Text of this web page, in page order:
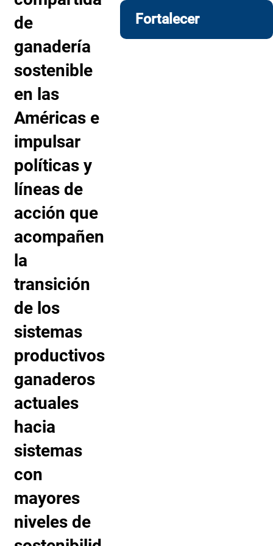
de
ganadería
sostenible
en las
Américas e
impulsar
políticas y
líneas de
acción que
acompañen
la
transición
de los
sistemas
productivos
ganaderos
actuales
hacia
sistemas
con
mayores
niveles de
Fortalecer